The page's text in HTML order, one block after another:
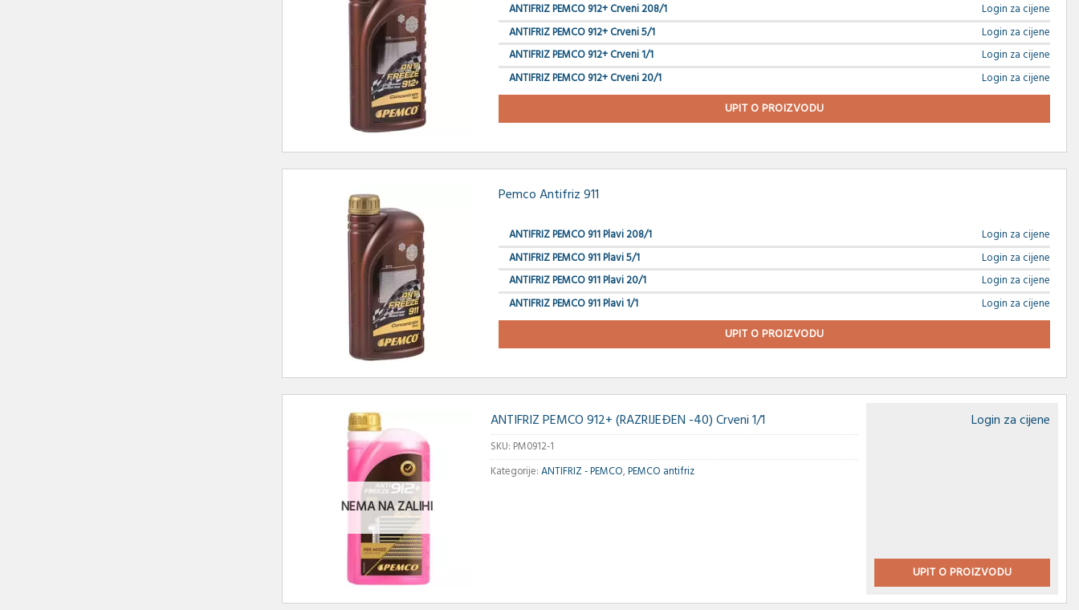
ANTIFRIZ PEMCO 912+ Crveni 208/1
Login za cijene
ANTIFRIZ PEMCO 912+ Crveni 5/1
Login za cijene
ANTIFRIZ PEMCO 912+ Crveni 1/1
Login za cijene
ANTIFRIZ PEMCO 912+ Crveni 20/1
Login za cijene
UPIT O PROIZVODU
Pemco Antifriz 911
ANTIFRIZ PEMCO 911 Plavi 208/1
Login za cijene
ANTIFRIZ PEMCO 911 Plavi 5/1
Login za cijene
ANTIFRIZ PEMCO 911 Plavi 20/1
Login za cijene
ANTIFRIZ PEMCO 911 Plavi 1/1
Login za cijene
UPIT O PROIZVODU
NEMA NA ZALIHI
ANTIFRIZ PEMCO 912+ (RAZRIJEĐEN -40) Crveni 1/1
SKU: PM0912-1
Kategorije:ANTIFRIZ - PEMCO,PEMCO antifriz
Login za cijene
UPIT O PROIZVODU